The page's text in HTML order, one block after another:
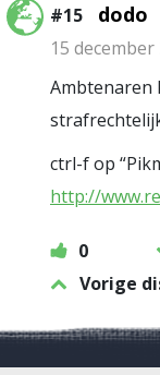
#15 dodo
15 december
Ambtenaren
ctrl-f op
http://
0
Vorige